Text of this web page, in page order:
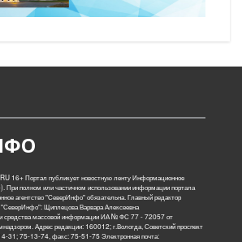
16+ Портал публикует новостную ленту Информационное
При полном или частичном использовании информации портала
агентство "СеверИнфо" обязательна. Главный редактор
Щиплецова Варвара Алексеевна
средства массовой информации ИА № ФС 77 - 72057 от
Адрес редакции: 160012; г.Вологда, Советский проспект
31; 75-13-74, факс: 75-51-75 Электронная почта: